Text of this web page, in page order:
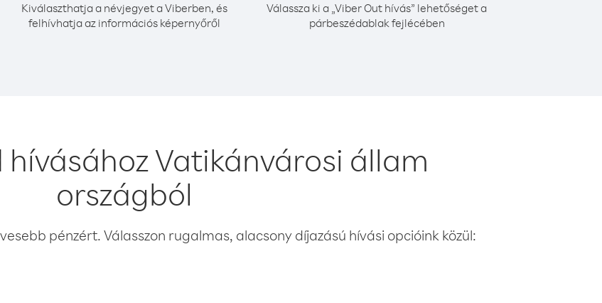
Kiválaszthatja a névjegyet a Viberben, és
felhívhatja az információs képernyőről
Válassza ki a „Viber Out hívás” lehetőséget a
párbeszédablak fejlécében
hívásához Vatikánvárosi állam
országból
pénzért. Válasszon rugalmas, alacsony díjazású hívási opcióink közül: